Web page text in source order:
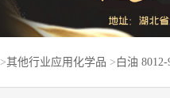
>其他行业应用化学品 > 白油